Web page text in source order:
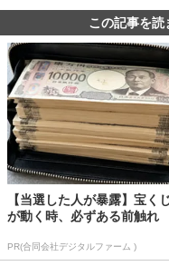
この記事を読
【当選した人が暴露】宝く
が動く時、必ずある前触れ
PR(合同会社デジタルファーム )